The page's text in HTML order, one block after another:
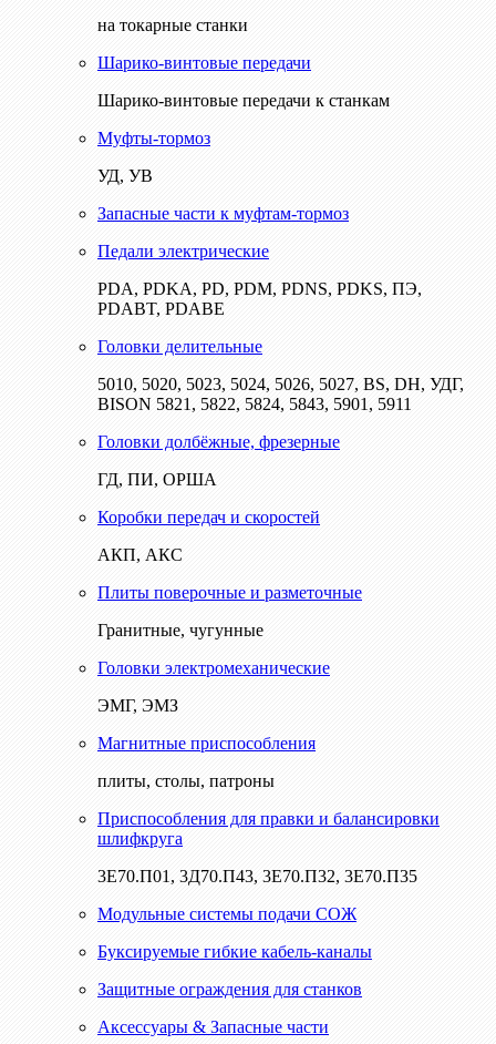
на токарные станки
Шарико-винтовые передачи
Шарико-винтовые передачи к станкам
Муфты-тормоз
УД, УВ
Запасные части к муфтам-тормоз
Педали электрические
PDA, PDKA, PD, PDM, PDNS, PDKS, ПЭ,
PDABT, PDABE
Головки делительные
5010, 5020, 5023, 5024, 5026, 5027, BS, DH, УДГ,
BISON 5821, 5822, 5824, 5843, 5901, 5911
Головки долбёжные, фрезерные
ГД, ПИ, ОРША
Коробки передач и скоростей
АКП, АКС
Плиты поверочные и разметочные
Гранитные, чугунные
Головки электромеханические
ЭМГ, ЭМЗ
Магнитные приспособления
плиты, столы, патроны
Приспособления для правки и балансировки
шлифкруга
3Е70.П01, 3Д70.П43, 3Е70.П32, 3Е70.П35
Модульные системы подачи СОЖ
Буксируемые гибкие кабель-каналы
Защитные ограждения для станков
Аксессуары & Запасные части